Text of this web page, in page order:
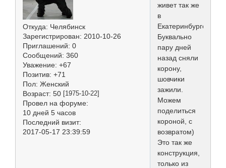
Откуда: Челябинск
Зарегистрирован: 2010-10-26
Приглашений: 0
Сообщений: 360
Уважение: +67
Позитив: +71
Пол: Женский
Возраст: 50 [1975-10-22]
Провел на форуме:
10 дней 5 часов
Последний визит:
2017-05-17 23:39:59
живет так же
в
Екатеринбурге.
Буквально
пару дней
назад сняли
корону,
шовчики
зажили.
Можем
поделиться
короной, с
возвратом)
Это так же
конструкция,
только из